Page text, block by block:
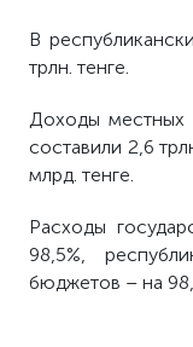
В
трлн. тенге.
Доходы местных
составили 2,6
млрд. тенге.
Расходы
98,5%,
бюджетов – на